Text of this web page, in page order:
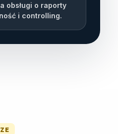
obsługi o raporty
i controlling.